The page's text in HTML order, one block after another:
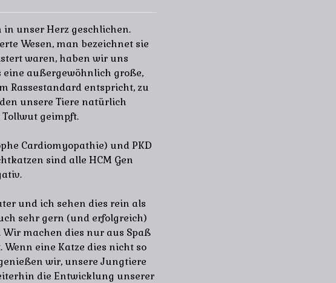
in unser Herz geschlichen.
Wesen, man bezeichnet sie
waren, haben wir uns
eine außergewöhnlich große,
Rassestandard entspricht, zu
unsere Tiere natürlich
Tollwut geimpft.
Cardiomyopathie) und PKD
sind alle HCM Gen
und ich sehen dies rein als
sehr gern (und erfolgreich)
machen dies nur aus Spaß
eine Katze dies nicht so
wir, unsere Jungtiere
die Entwicklung unserer